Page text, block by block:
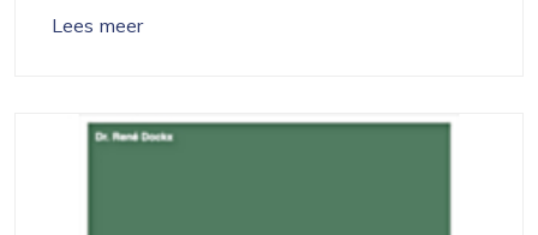
Lees meer